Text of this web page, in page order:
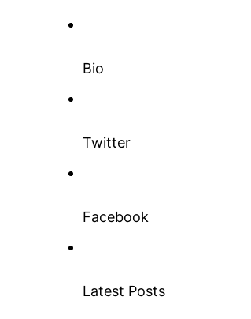
Bio
Twitter
Facebook
Latest Posts